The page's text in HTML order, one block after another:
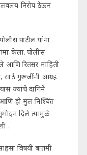
निरोप ठेऊन
पाटील यांना
केला. पोलीस
आणि रितसर माहिती
साठे गुरूजींनी आग्रह
ज्यांचे दागिने
ही मुल निश्चिंत
दिले त्यामुळे
.
विषयी बातमी